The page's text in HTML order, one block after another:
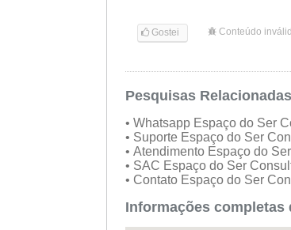
Gostei Conteúdo
Pesquisas Relacionadas
• Whatsapp Espaço do Ser
• Suporte Espaço do Ser
• Atendimento Espaço do
• SAC Espaço do Ser
• Contato Espaço do Ser
Informações completas